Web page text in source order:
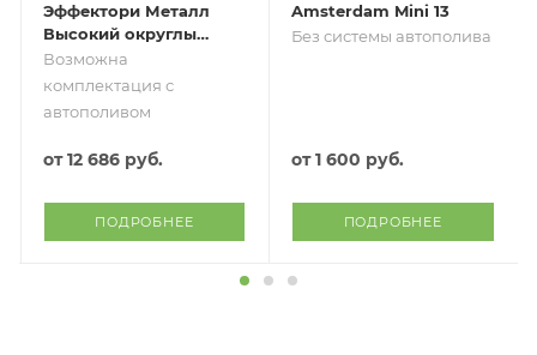
Эффектори Металл
Высокий округлый
конус Тёмное
матовое золото
Возможна
комплектация с
автополивом
от12 686 руб.
ПОДРОБНЕЕ
Amsterdam Mini 13
Без системы автополива
от1 600 руб.
ПОДРОБНЕЕ